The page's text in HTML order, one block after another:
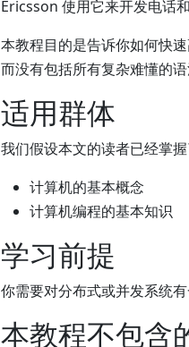
Ericsson 使用它来开发电话
本教程目的是告诉你如何快
而没有包括所有复杂难懂的
适用群体
我们假设本文的读者已经掌握
计算机的基本概念
计算机编程的基本知识
学习前提
你需要对分布式或并发系统有
本教程不包含